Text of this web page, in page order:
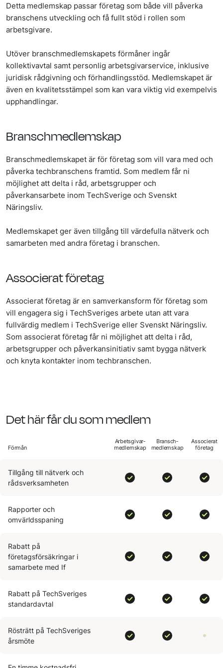
Detta medlemskap passar företag som både vill påverka
branschens utveckling och få fullt stöd i rollen som
arbetsgivare.
Utöver branschmedlemskapets förmåner ingår
kollektivavtal samt personlig arbetsgivarservice, inklusive
juridisk rådgivning och förhandlingsstöd. Medlemskapet är
även en kvalitetsstämpel som kan vara viktig vid exempelvis
upphandlingar.
Branschmedlemskap
Branschmedlemskapet är för företag som vill vara med och
påverka techbranschens framtid. Som medlem får ni
möjlighet att delta i råd, arbetsgrupper och
påverkansarbete inom TechSverige och Svenskt
Näringsliv.
Medlemskapet ger även tillgång till värdefulla nätverk och
samarbeten med andra företag i branschen.
Associeratföretag
Associerat företag är en samverkansform för företag som
vill engagera sig i TechSveriges arbete utan att vara
fullvärdig medlem i TechSverige eller Svenskt Näringsliv.
Som associerat företag får ni möjlighet att delta i råd,
arbetsgrupper och påverkansinitiativ samt bygga nätverk
och knyta kontakter inom techbranschen.
Det här får du som medlem
Förmån
Arbets­givar­
medlem­skap
Bransch­
medlem­skap
Associerat
företag
Tillgång till nätverk och
rådsverksamheten
Rapporter och
omvärldsspaning
Rabatt på
företagsförsäkringar i
samarbete med If
Rabatt på TechSveriges
standardavtal
Rösträtt på TechSveriges
årsmöte